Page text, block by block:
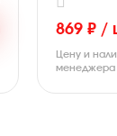
869 ₽ /
Цену и
менеджера